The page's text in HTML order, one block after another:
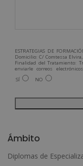
ESTRATEGIAS DE
Domicilio: C/ Comtessa
Finalidad del Tratamiento:
enviarle correos
ofrecidos y otros tipo de
Legitimación del
Para más información
Desea recibir información
SÍ NO
e
Ámbito
Diplomas de